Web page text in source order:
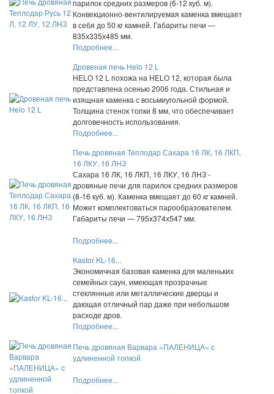
парилок средних размеров (6-12 куб. м).
Конвекционно-вентилируемая каменка вмещает
в себя до 50 кг камней. Габариты печи —
835х335х485 мм.
Подробнее...
Дровеная печь Helo 12 L
HELO 12 L похожа на HELO 12, которая была
представлена осенью 2006 года. Стильная и
изящная каменка с восьмиугольной формой.
Толщина стенок топки 8 мм, что обеспечивает
долговечность использования.
Подробнее...
Печь дровяная Теплодар Сахара 16 ЛК, 16 ЛКП,
16 ЛКУ, 16 ЛНЗ
Сахара 16 ЛК, 16 ЛКП, 16 ЛКУ, 16 ЛНЗ -
дровяные печи для парилок средних размеров
(8-16 куб. м). Каменка вмещает до 60 кг камней.
Может комплектоваться парообразователем.
Габариты печи — 795х374х547 мм.
Подробнее...
Kastor KL-16...
Экономичная базовая каменка для маленьких
семейных саун, имеющая прозрачные
стеклянные или металлические дверцы и
дающая отличный пар даже при небольшом
расходе дров.
Подробнее...
Печь дровяная Варвара «ПАЛЕНИЦА» c
удлиненной топкой
Подробнее...